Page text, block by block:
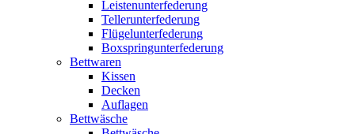
Leistenunterfederung
Tellerunterfederung
Flügelunterfederung
Boxspringunterfederung
Bettwaren
Kissen
Decken
Auflagen
Bettwäsche